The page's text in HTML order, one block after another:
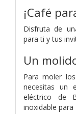
¡Café
Disfruta de
para ti y tus
Un
Para moler
necesitas un
eléctrico de
inoxidable